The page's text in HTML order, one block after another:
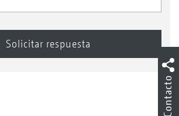
Contacto